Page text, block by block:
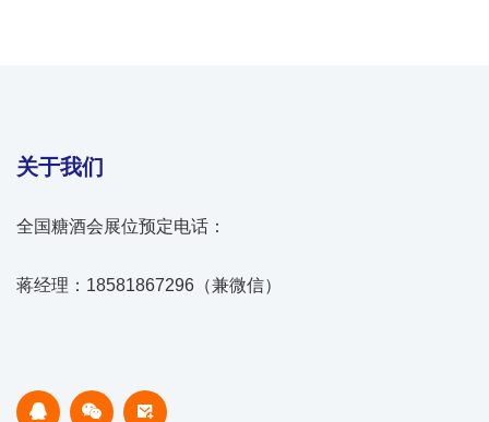
关于我们
全国糖酒会展位预定电话：
蒋经理：18581867296（兼微信）